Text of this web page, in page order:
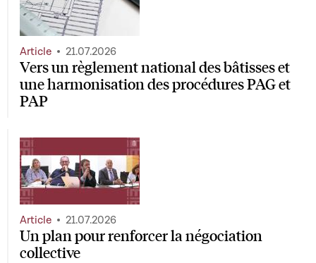
Vers un règlement national des bâtisses et
une harmonisation des procédures PAG et
PAP
Article 21.07.2026
Un plan pour renforcer la négociation
collective
Article 21.07.2026